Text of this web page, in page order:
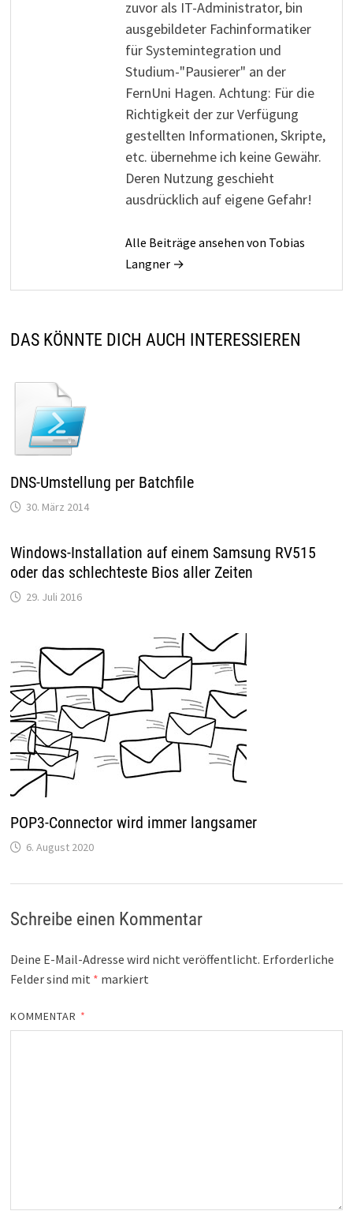
zuvor als IT-Administrator, bin
ausgebildeter Fachinformatiker
für Systemintegration und
Studium-"Pausierer" an der
FernUni Hagen. Achtung: Für die
Richtigkeit der zur Verfügung
gestellten Informationen, Skripte,
etc. übernehme ich keine Gewähr.
Deren Nutzung geschieht
ausdrücklich auf eigene Gefahr!
Alle Beiträge ansehen von Tobias
Langner →
DAS KÖNNTE DICH AUCH INTERESSIEREN
DNS-Umstellung per Batchfile
30. März 2014
Windows-Installation auf einem Samsung RV515
oder das schlechteste Bios aller Zeiten
29. Juli 2016
POP3-Connector wird immer langsamer
6. August 2020
Schreibe einen Kommentar
Deine E-Mail-Adresse wird nicht veröffentlicht. Erforderliche
Felder sind mit * markiert
KOMMENTAR *